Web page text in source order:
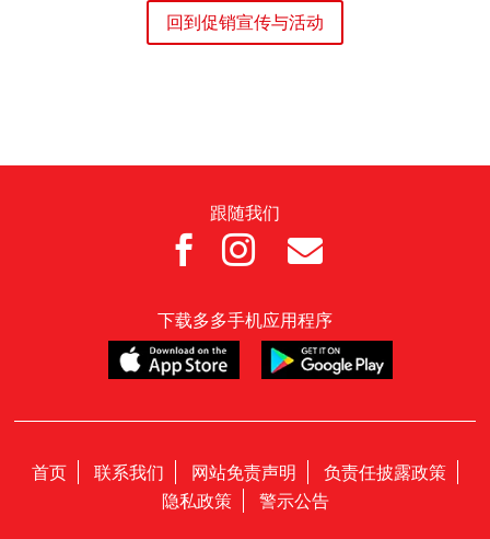
回到促销宣传与活动
跟随我们
  
下载多多手机应用程序
首页 联系我们 网站免责声明
负责任披露政策
隐私政策
警示公告